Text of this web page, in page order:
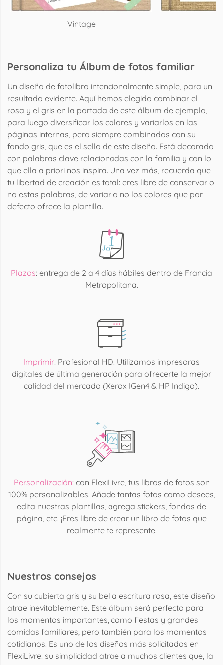
Vintage
Personaliza tu Álbum de fotos familiar
Un diseño de fotolibro intencionalmente simple, para un
resultado evidente. Aquí hemos elegido combinar el
rosa y el gris en la portada de este álbum de ejemplo,
para luego diversificar los colores y variarlos en las
páginas internas, pero siempre combinados con su
fondo gris, que es el sello de este diseño. Está decorado
con palabras clave relacionadas con la familia y con lo
que ella a priori nos inspira. Una vez más, recuerda que
tu libertad de creación es total: eres libre de conservar o
no estas palabras, de variar o no los colores que por
defecto ofrece la plantilla.
Plazos: entrega de 2 a 4 días hábiles dentro de Francia
Metropolitana.
Imprimir: Profesional HD. Utilizamos impresoras
digitales de última generación para ofrecerte la mejor
calidad del mercado (Xerox IGen4 & HP Indigo).
Personalización: con FlexiLivre, tus libros de fotos son
100% personalizables. Añade tantas fotos como desees,
edita nuestras plantillas, agrega stickers, fondos de
página, etc. ¡Eres libre de crear un libro de fotos que
realmente te represente!
Nuestros consejos
Con su cubierta gris y su bella escritura rosa, este diseño
atrae inevitablemente. Este álbum será perfecto para
los momentos importantes, como fiestas y grandes
comidas familiares, pero también para los momentos
cotidianos. Es uno de los diseños más solicitados en
FlexiLivre: su simplicidad atrae a muchos clientes que, la